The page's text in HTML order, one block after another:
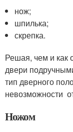
нож;
шпилька;
скрепка.
Решая, чем и как
двери
тип дверного
невозможности
Ножом